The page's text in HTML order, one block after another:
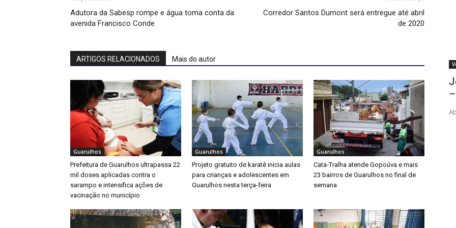
Adutora da Sabesp rompe e água toma conta da
avenida Francisco Conde
Corredor Santos Dumont será entregue até abril
de 2020
ARTIGOS RELACIONADOS Mais do autor
Guarulhos
Prefeitura de Guarulhos ultrapassa 22
mil doses aplicadas contra o
sarampo e intensifica ações de
vacinação no município
Guarulhos
Projeto gratuito de karatê inicia aulas
para crianças e adolescentes em
Guarulhos nesta terça-feira
Guarulhos
Cata-Tralha atende Gopoúva e mais
23 bairros de Guarulhos no final de
semana